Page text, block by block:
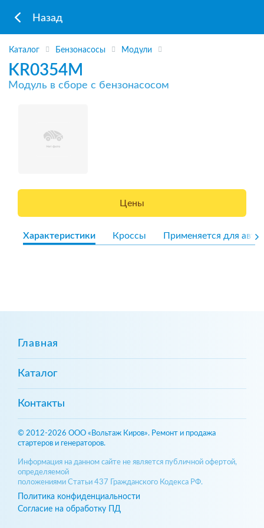
Назад
Каталог Бензонасосы Модули
KR0354M
Модуль в сборе с бензонасосом
Цены
Характеристики Кроссы Применяется для авто
Главная
Каталог
Контакты
© 2012-2026 ООО «Вольтаж Киров». Ремонт и продажа
стартеров и генераторов.
Информация на данном сайте не является публичной офертой,
определяемой
положениями Статьи 437 Гражданского Кодекса РФ.
Политика конфиденциальности
Согласие на обработку ПД